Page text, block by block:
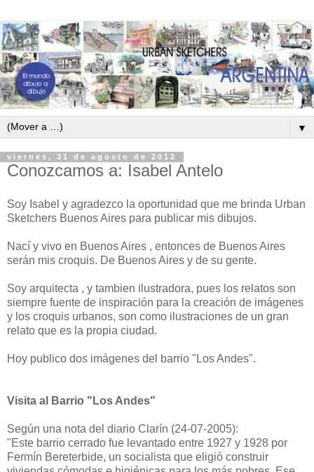
▼
viernes, 31 de agosto de 2012
Conozcamos a: Isabel Antelo
Soy Isabel y agradezco la oportunidad que me brinda Urban
Sketchers Buenos Aires para publicar mis dibujos.
Nací y vivo en Buenos Aires , entonces de Buenos Aires
serán mis croquis. De Buenos Aires y de su gente.
Soy arquitecta , y tambien ilustradora, pues los relatos son
siempre fuente de inspiración para la creación de imágenes
y los croquis urbanos, son como ilustraciones de un gran
relato que es la propia ciudad.
Hoy publico dos imágenes del barrio "Los Andes".
Visita al Barrio "Los Andes"
Según una nota del diario Clarín (24-07-2005):
"Este barrio cerrado fue levantado entre 1927 y 1928 por
Fermín Bereterbide, un socialista que eligió construir